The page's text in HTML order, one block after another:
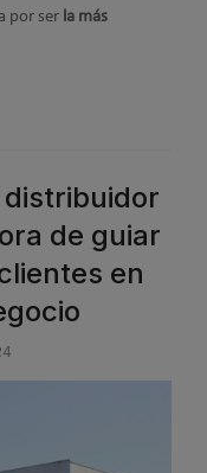
por ser la más
de guiar
en